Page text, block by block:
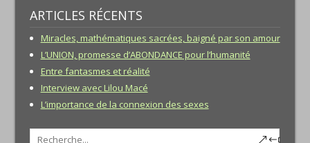
ARTICLES RÉCENTS
Miracles, mathématiques sacrées, baigné par son amour
L’UNION, promesse d’ABONDANCE pour l’humanité
Entre fantasmes et réalité
Interview avec Lilou Macé
L’importance de la connexion des sexes